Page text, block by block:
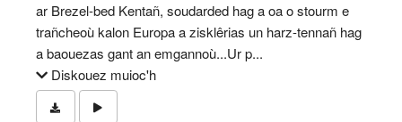
ar Brezel-bed Kentañ, soudarded hag a oa o stourm e
trañcheoù kalon Europa a zisklêrias un harz-tennañ hag
a baouezas gant an emgannoù...Ur p...
Diskouez muioc'h